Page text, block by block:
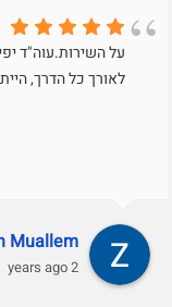
על השירות.עוה"ד
לאורך כל הדרך,
Muallem
2 years ago